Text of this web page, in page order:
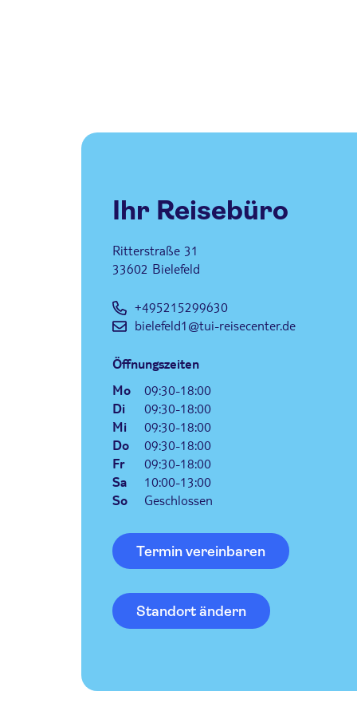
Ihr Reisebüro
Ritterstraße 31
33602 Bielefeld
+495215299630
bielefeld1@tui-reisecenter.de
Öffnungszeiten
Mo
09:30-18:00
Di
09:30-18:00
Mi
09:30-18:00
Do
09:30-18:00
Fr
09:30-18:00
Sa
10:00-13:00
So
Geschlossen
Termin vereinbaren
Standort ändern